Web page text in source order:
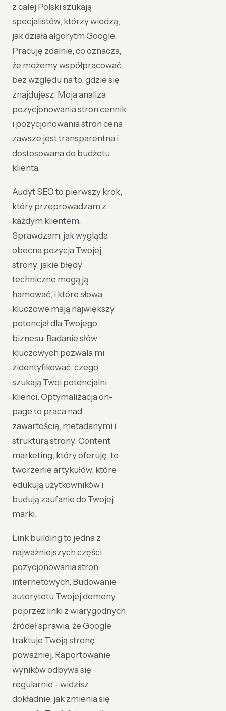
z całej Polski szukają
specjalistów, którzy wiedzą,
jak działa algorytm Google.
Pracuję zdalnie, co oznacza,
że możemy współpracować
bez względu na to, gdzie się
znajdujesz. Moja analiza
pozycjonowania stron cennik
i pozycjonowania stron cena
zawsze jest transparentna i
dostosowana do budżetu
klienta.
Audyt SEO to pierwszy krok,
który przeprowadzam z
każdym klientem.
Sprawdzam, jak wygląda
obecna pozycja Twojej
strony, jakie błędy
techniczne mogą ją
hamować, i które słowa
kluczowe mają największy
potencjał dla Twojego
biznesu. Badanie słów
kluczowych pozwala mi
zidentyfikować, czego
szukają Twoi potencjalni
klienci. Optymalizacja on-
page to praca nad
zawartością, metadanymi i
strukturą strony. Content
marketing, który oferuję, to
tworzenie artykułów, które
edukują użytkowników i
budują zaufanie do Twojej
marki.
Link building to jedna z
najważniejszych części
pozycjonowania stron
internetowych. Budowanie
autorytetu Twojej domeny
poprzez linki z wiarygodnych
źródeł sprawia, że Google
traktuje Twoją stronę
poważniej. Raportowanie
wyników odbywa się
regularnie - widzisz
dokładnie, jak zmienia się